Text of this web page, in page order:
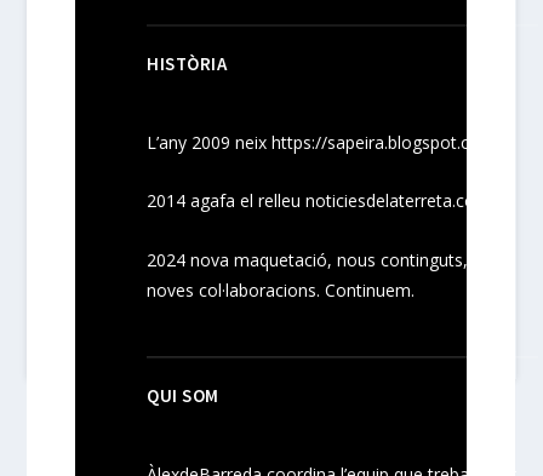
HISTÒRIA
L’any 2009 neixhttps://sapeira.blogspot.com/
2014 agafa el relleu noticiesdelaterreta.com
2024nova maquetació, nouscontinguts,
novescol·laboracions. Continuem.
QUI SOM